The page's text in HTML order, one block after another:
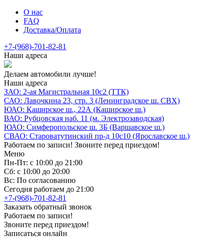
О нас
FAQ
Доставка/Оплата
+7-(968)-701-82-81
Наши адреса
Делаем автомобили лучше!
Наши адреса
ЗАО: 2-ая Магистральная 10с2 (ТТК)
САО: Лавочкина 23, стр. 3 (Ленинградское ш. СВХ)
ЮАО: Каширское ш., 22А (Каширское ш.)
ВАО: Рубцовская наб. 11 (м. Электрозаводская)
ЮАО: Симферопольское ш. 3Б (Варшавское ш.)
СВАО: Староватутинский пр-д 10с10 (Ярославское ш.)
Работаем по записи! Звоните перед приездом!
Меню
Пн-Пт: с 10:00 до 21:00
Сб: с 10:00 до 20:00
Вс: По согласованию
Сегодня работаем до 21:00
+7-(968)-701-82-81
Заказать обратный звонок
Работаем по записи!
Звоните перед приездом!
Записаться онлайн